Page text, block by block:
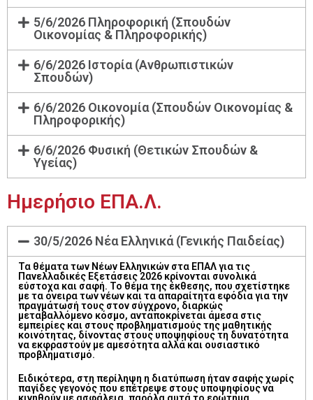
5/6/2026 Πληροφορική (Σπουδών
Οικονομίας & Πληροφορικής)
6/6/2026 Ιστορία (Ανθρωπιστικών
Σπουδών)
6/6/2026 Οικονομία (Σπουδών Οικονομίας &
Πληροφορικής)
6/6/2026 Φυσική (Θετικών Σπουδών &
Υγείας)
Ημερήσιο ΕΠΑ.Λ.
30/5/2026 Νέα Ελληνικά (Γενικής Παιδείας)
Τα θέματα των Νέων Ελληνικών στα ΕΠΑΛ για τις
Πανελλαδικές Εξετάσεις 2026 κρίνονται συνολικά
εύστοχα και σαφή. Το θέμα της έκθεσης, που σχετίστηκε
με τα όνειρα των νέων και τα απαραίτητα εφόδια για την
πραγμάτωσή τους στον σύγχρονο, διαρκώς
μεταβαλλόμενο κόσμο, ανταποκρίνεται άμεσα στις
εμπειρίες και στους προβληματισμούς της μαθητικής
κοινότητας, δίνοντας στους υποψηφίους τη δυνατότητα
να εκφραστούν με αμεσότητα αλλά και ουσιαστικό
προβληματισμό.
Ειδικότερα, στη περίληψη η διατύπωση ήταν σαφής χωρίς
παγίδες γεγονός που επέτρεψε στους υποψηφίους να